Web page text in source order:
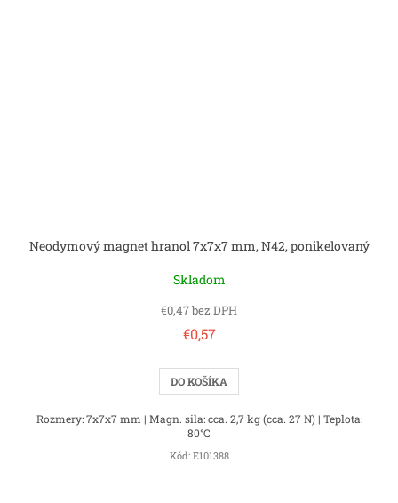
Neodymový magnet hranol 7x7x7 mm, N42, ponikelovaný
Skladom
€0,47 bez DPH
€0,57
DO KOŠÍKA
Rozmery: 7x7x7 mm | Magn. sila: cca. 2,7 kg (cca. 27 N) | Teplota:
80°C
Kód: E101388